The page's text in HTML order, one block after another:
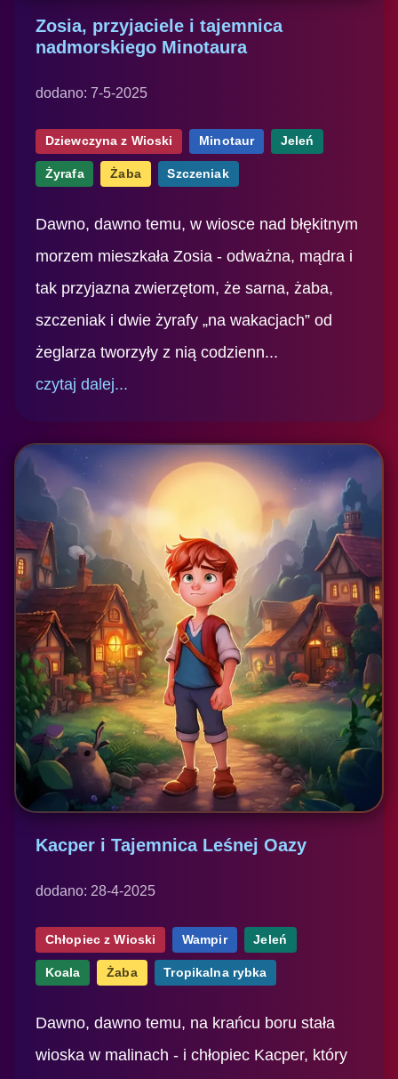
Zosia, przyjaciele i tajemnica
nadmorskiego Minotaura
dodano: 7-5-2025
Dziewczyna z Wioski Minotaur Jeleń
Żyrafa Żaba Szczeniak
Dawno, dawno temu, w wiosce nad błękitnym
morzem mieszkała Zosia - odważna, mądra i
tak przyjazna zwierzętom, że sarna, żaba,
szczeniak i dwie żyrafy „na wakacjach” od
żeglarza tworzyły z nią codzienn...
czytaj dalej...
Kacper i Tajemnica Leśnej Oazy
dodano: 28-4-2025
Chłopiec z Wioski Wampir Jeleń
Koala Żaba Tropikalna rybka
Dawno, dawno temu, na krańcu boru stała
wioska w malinach - i chłopiec Kacper, który